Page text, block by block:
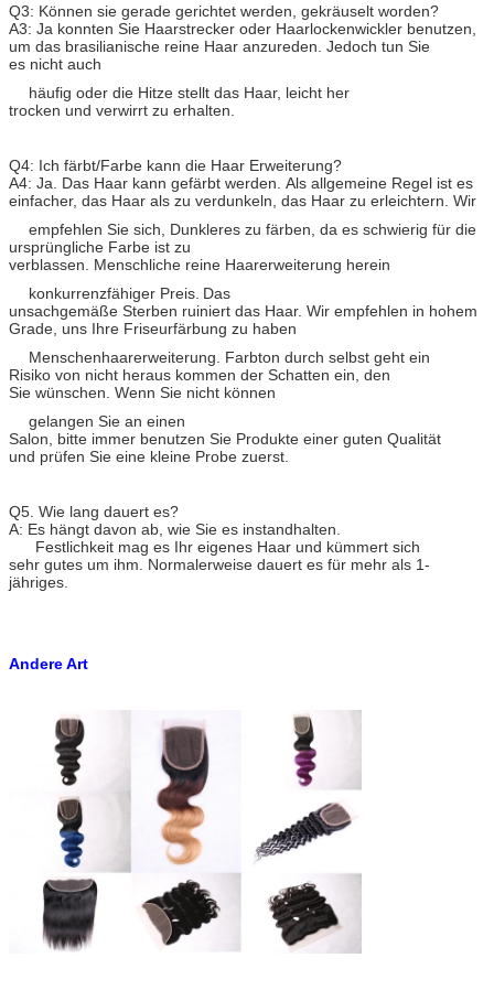
Q3: Können sie gerade gerichtet werden, gekräuselt worden?
A3: Ja konnten Sie Haarstrecker oder Haarlockenwickler benutzen,
um das brasilianische reine Haar anzureden. Jedoch tun Sie
es nicht auch
häufig oder die Hitze stellt das Haar, leicht her
trocken und verwirrt zu erhalten.
Q4: Ich färbt/Farbe kann die Haar Erweiterung?
A4: Ja. Das Haar kann gefärbt werden. Als allgemeine Regel ist es
einfacher, das Haar als zu verdunkeln, das Haar zu erleichtern. Wir
empfehlen Sie sich, Dunkleres zu färben, da es schwierig für die
ursprüngliche Farbe ist zu
verblassen. Menschliche reine Haarerweiterung herein
konkurrenzfähiger Preis. Das
unsachgemäße Sterben ruiniert das Haar. Wir empfehlen in hohem
Grade, uns Ihre Friseurfärbung zu haben
Menschenhaarerweiterung. Farbton durch selbst geht ein
Risiko von nicht heraus kommen der Schatten ein, den
Sie wünschen. Wenn Sie nicht können
gelangen Sie an einen
Salon, bitte immer benutzen Sie Produkte einer guten Qualität
und prüfen Sie eine kleine Probe zuerst.
Q5. Wie lang dauert es?
A: Es hängt davon ab, wie Sie es instandhalten.
Festlichkeit mag es Ihr eigenes Haar und kümmert sich
sehr gutes um ihm. Normalerweise dauert es für mehr als 1-
jähriges.
Andere Art